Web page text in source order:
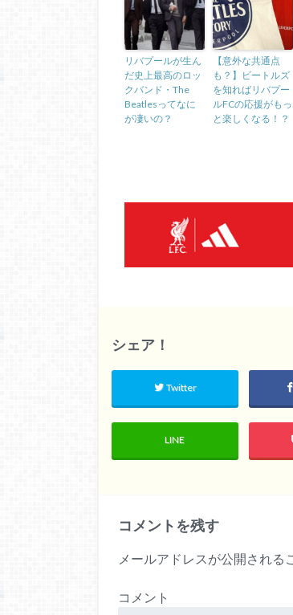
リバプールが生ん
だ史上最高のロッ
クバンド・The
Beatlesってなに
が凄いの？
【意外な共通点
も？】ビートルズ
を知ればリバプー
ルFCの応援がもっ
と楽しくなる！？
シェア！
Twitter
LINE
コメントを残す
メールアドレスが公開される
コメント